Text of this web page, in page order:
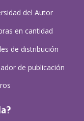
del Autor
en cantidad
de distribución
de publicación